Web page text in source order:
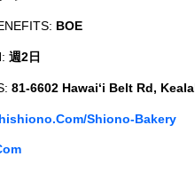
BOE
週2日
81-6602 Hawaiʻi Belt Rd,
shiono-Bakery